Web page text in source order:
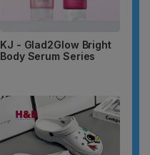
KJ - Glad2Glow Bright
Body Serum Series